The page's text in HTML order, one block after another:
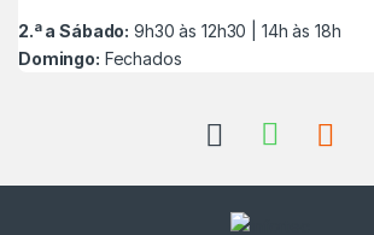
2.ª a Sábado: 9h30 às 12h30 | 14h às 18h
Domingo: Fechados